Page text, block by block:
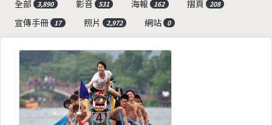
全部
3,890 影音 531 海報 162 摺頁 208
宣傳手冊 17 照片 2,972 網站 0